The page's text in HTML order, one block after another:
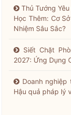
Thủ Tướng
Học Thêm: Cơ
Nhiệm Sâu Sắc?
Siết Chặt
2027: Ứng Dụng
Doanh
Hậu quả pháp lý